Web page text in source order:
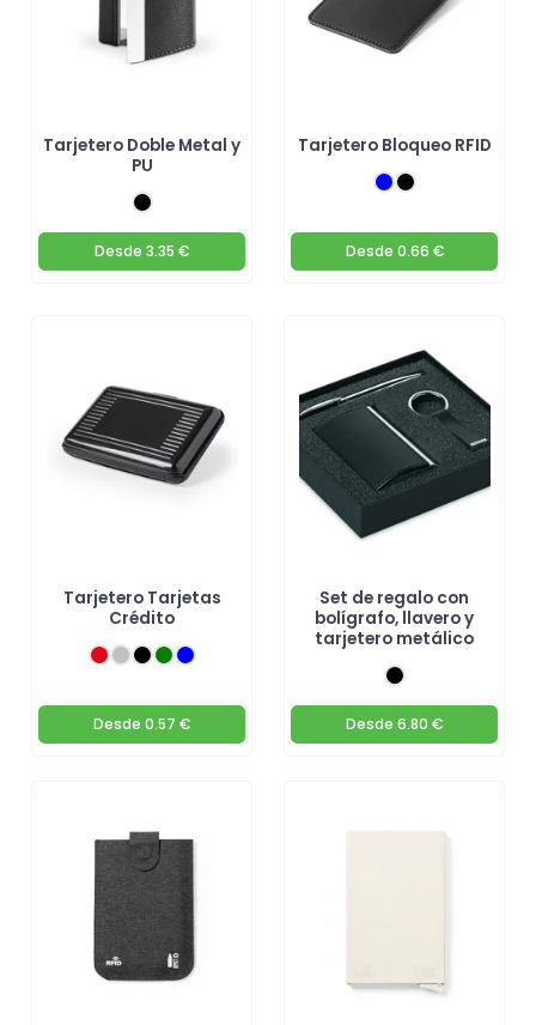
Tarjetero Doble Metal y
PU
Desde 3.35 €
Tarjetero Bloqueo RFID
Desde 0.66 €
Tarjetero Tarjetas
Crédito
Desde 0.57 €
Set de regalo con
bolígrafo, llavero y
tarjetero metálico
Desde 6.80 €